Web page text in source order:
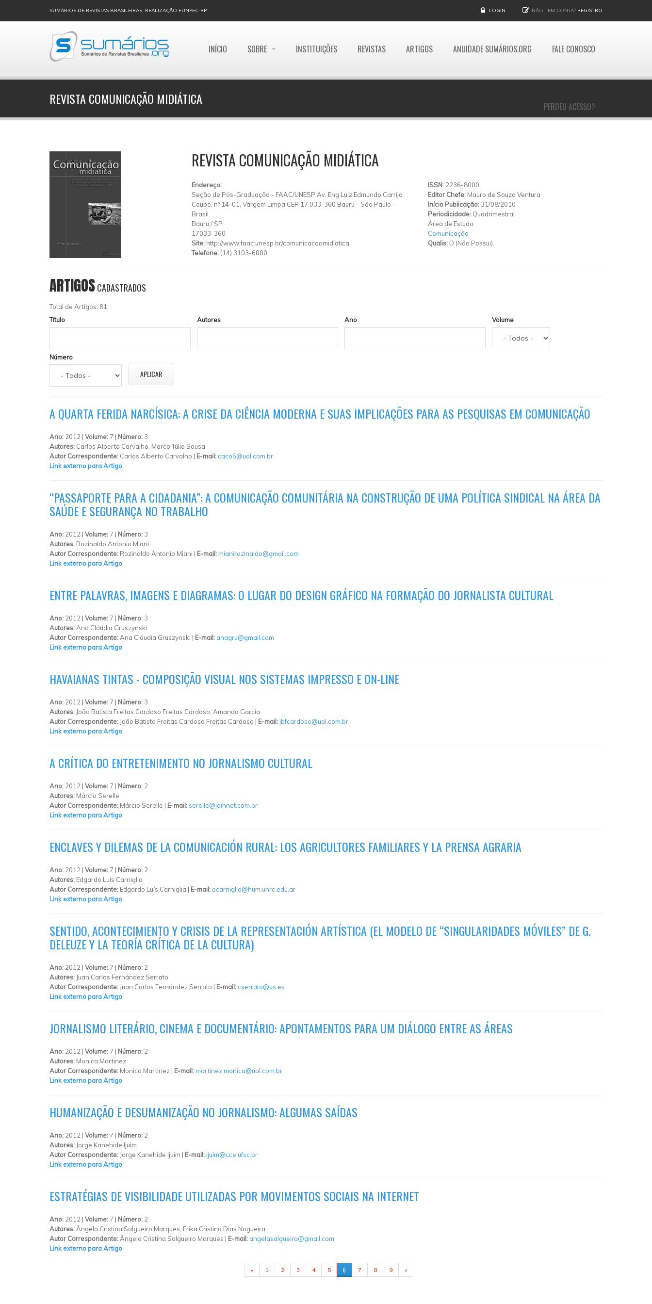
SUMÁRIOS DE REVISTAS BRASILEIRAS, REALIZAÇÃO FUNPEC-RP LOGIN NÃO TEM CONTA? REGISTRO
INÍCIO SOBRE INSTITUIÇÕES REVISTAS ARTIGOS ANUIDADE SUMÁRIOS.ORG FALE CONOSCO
PERDEU ACESSO?
REVISTA COMUNICAÇÃO MIDIÁTICA
REVISTA COMUNICAÇÃO MIDIÁTICA
Endereço:
Seção de Pós-Graduação - FAAC/UNESP Av. Eng Luiz Edmundo Carrijo
Coube, nº 14-01, Vargem Limpa CEP 17.033-360 Bauru - São Paulo -
Brasil
Bauru / SP
17033-360
Site: http://www.faac.unesp.br/comunicacaomidiatica
Telefone: (14) 3103-6000
ISSN: 2236-8000
Editor Chefe: Mauro de Souza Ventura
Início Publicação: 31/08/2010
Periodicidade: Quadrimestral
Área de Estudo
Comunicação
Qualis: D (Não Possui)
ARTIGOSCADASTRADOS
Total de Artigos: 81
Título
Autores Ano Volume
Número
A QUARTA FERIDA NARCÍSICA: A CRISE DA CIÊNCIA MODERNA E SUAS IMPLICAÇÕES PARA AS PESQUISAS EM COMUNICAÇÃO
Ano: 2012 | Volume: 7 | Número: 3
Autores: Carlos Alberto Carvalho, Marco Túlio Sousa
Autor Correspondente: Carlos Alberto Carvalho | E-mail: caco5@uol.com.br
Link externo para Artigo
“PASSAPORTE PARA A CIDADANIA”: A COMUNICAÇÃO COMUNITÁRIA NA CONSTRUÇÃO DE UMA POLÍTICA SINDICAL NA ÁREA DA
SAÚDE E SEGURANÇA NO TRABALHO
Ano: 2012 | Volume: 7 | Número: 3
Autores: Rozinaldo Antonio Miani
Autor Correspondente: Rozinaldo Antonio Miani | E-mail:mianirozinaldo@gmail.com
Link externo para Artigo
ENTRE PALAVRAS, IMAGENS E DIAGRAMAS: O LUGAR DO DESIGN GRÁFICO NA FORMAÇÃO DO JORNALISTA CULTURAL
Ano: 2012 | Volume: 7 | Número: 3
Autores:Ana Cláudia Gruszynski
Autor Correspondente:Ana Cláudia Gruszynski | E-mail: anagru@gmail.com
Link externo para Artigo
HAVAIANAS TINTAS - COMPOSIÇÃO VISUAL NOS SISTEMAS IMPRESSO E ON-LINE
Ano: 2012 | Volume: 7 | Número: 3
Autores: João Batista Freitas Cardoso Freitas Cardoso, Amanda Garcia
Autor Correspondente: João Batista Freitas Cardoso Freitas Cardoso | E-mail:jbfcardoso@uol.com.br
Link externo para Artigo
A CRÍTICA DO ENTRETENIMENTO NO JORNALISMO CULTURAL
Ano: 2012 | Volume: 7 | Número: 2
Autores: Márcio Serelle
Autor Correspondente: Márcio Serelle | E-mail: serelle@joinnet.com.br
Link externo para Artigo
ENCLAVES Y DILEMAS DE LA COMUNICACIÓN RURAL: LOS AGRICULTORES FAMILIARES Y LA PRENSA AGRARIA
Ano: 2012 | Volume: 7 | Número: 2
Autores: Edgardo Luís Carniglia
Autor Correspondente: Edgardo Luís Carniglia | E-mail: ecarniglia@hum.unrc.edu.ar
Link externo para Artigo
SENTIDO, ACONTECIMIENTO Y CRISIS DE LA REPRESENTACIÓN ARTÍSTICA (EL MODELO DE “SINGULARIDADES MÓVILES” DE G.
DELEUZE Y LA TEORÍA CRÍTICA DE LA CULTURA)
Ano: 2012 | Volume: 7 | Número: 2
Autores: Juan Carlos Fernández Serrato
Autor Correspondente: Juan Carlos Fernández Serrato | E-mail: cserrato@us.es
Link externo para Artigo
JORNALISMO LITERÁRIO, CINEMA E DOCUMENTÁRIO: APONTAMENTOS PARA UM DIÁLOGO ENTRE AS ÁREAS
Ano: 2012 | Volume: 7 | Número: 2
Autores: Monica Martinez
Autor Correspondente: Monica Martinez | E-mail:martinez.monica@uol.com.br
Link externo para Artigo
HUMANIZAÇÃO E DESUMANIZAÇÃO NO JORNALISMO: ALGUMAS SAÍDAS
Ano: 2012 | Volume: 7 | Número: 2
Autores: Jorge Kanehide Ijuim
Autor Correspondente: Jorge Kanehide Ijuim | E-mail:ijuim@cce.ufsc.br
Link externo para Artigo
ESTRATÉGIAS DE VISIBILIDADE UTILIZADAS POR MOVIMENTOS SOCIAIS NA INTERNET
Ano: 2012 | Volume: 7 | Número: 2
Autores:Ângela Cristina Salgueiro Marques, Erika Cristina Dias Nogueira
Autor Correspondente:Ângela Cristina Salgueiro Marques | E-mail: angelasalgueiro@gmail.com
Link externo para Artigo
« 1 2 3 4 5 6 7 8 9 »